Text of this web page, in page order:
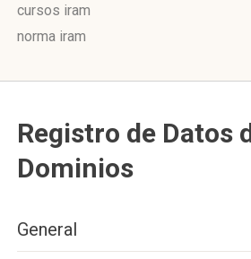
cursos iram
norma iram
Registro de Datos
Dominios
General